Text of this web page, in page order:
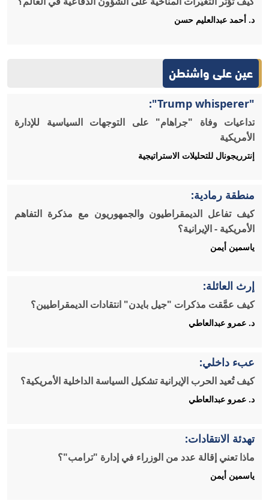
د. أحمد عبدالعليم حسن
عين على واشنطن
"Trump whisperer":
تداعيات وفاة "جراهام" على التوجهات السياسية للإدارة
الأمريكية
إنترريجونال للتحليلات الاستراتيجية
منطقة رمادية:
كيف تفاعل الديمقراطيون والجمهوريون مع مذكرة التفاهم
الأمريكية - الإيرانية؟
ياسمين أيمن
إرث العائلة:
كيف عمَّقت مذكرات "جيل بايدن" انتقادات الديمقراطيين؟
د. عمرو عبدالعاطي
عبء داخلي:
كيف تُعيد الحرب الإيرانية تشكيل السياسة الداخلية الأمريكية؟
د. عمرو عبدالعاطي
تهدئة الانتقادات:
ماذا تعني إقالة عدد من الوزراء في إدارة "ترامب"؟
ياسمين أيمن